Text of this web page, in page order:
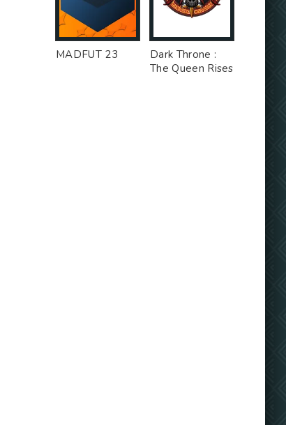
MADFUT 23
Dark Throne :
The Queen Rises